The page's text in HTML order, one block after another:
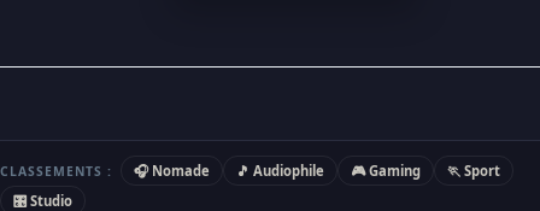
CLASSEMENTS : 🎧 Nomade 🎵 Audiophile 🎮 Gaming
🏃 Sport
🎛 Studio